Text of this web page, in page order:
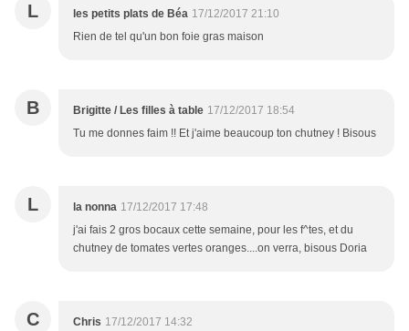
L les petits plats de Béa 17/12/2017 21:10
Rien de tel qu'un bon foie gras maison
B Brigitte / Les filles à table 17/12/2017 18:54
Tu me donnes faim !! Et j'aime beaucoup ton chutney ! Bisous
L la nonna 17/12/2017 17:48
j'ai fais 2 gros bocaux cette semaine, pour les f^tes, et du
chutney de tomates vertes oranges....on verra, bisous Doria
C Chris 17/12/2017 14:32